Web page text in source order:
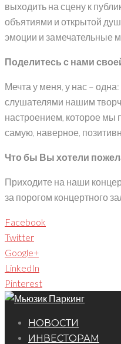
выходить на сцену к
объятиями и открытой
эмоции и замечательные
Поделитесь с нами
Мечта у меня, у нас –
слушателями нашим
настроением, которое мы
самую, наверное,
Что бы Вы хотели
Приходите на наши
за порогом концертного
Facebook
Twitter
Google+
LinkedIn
Pinterest
НОВОСТИ
ИНВЕСТОРАМ